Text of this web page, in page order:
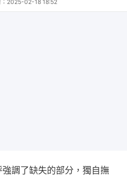
2025-02-18 18:52
強調了缺失的部分，獨自撫